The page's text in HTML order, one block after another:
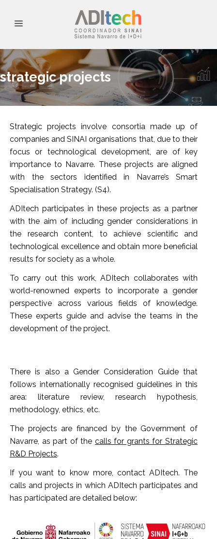
strategic projects
Strategic projects involve consortia made up of
companies and SINAI organisations that, due to their
focus or technological development, are of key
importance to Navarre. These projects are aligned
with the sectors identified in Navarre’s Smart
Specialisation Strategy. (S4).
ADItech participates in these projects as a partner
with the aim of including gender considerations in
the research content, to achieve scientific and
technological excellence and obtain more beneficial
results for society as a whole.
To carry out this work, ADItech collaborates with
world-renowned experts to incorporate a gender
perspective across various fields of knowledge.
These experts guide and advise the teams in the
development of the project.
There is also a Gender Consideration Guide that
follows internationally recognised guidelines in this
area: literature review, research hypothesis,
methodology, ethics, etc.
The projects are financed by the Government of
Navarre, as part of the calls for grants for Strategic
R&D Projects.
If you want to know more, contact ADItech. The
calls and projects in which ADItech participates and
has participated are detailed below: